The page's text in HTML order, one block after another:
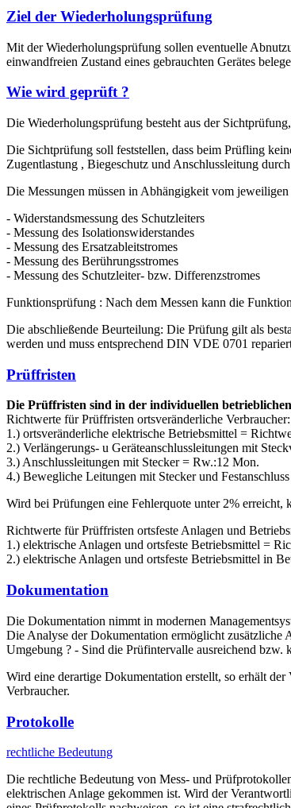
Ziel der Wiederholungsprüfung
Mit der Wiederholungsprüfung sollen eventuelle
einwandfreien Zustand eines gebrauchten Gerätes
Wie wird geprüft ?
Die Wiederholungsprüfung besteht aus der
Die Sichtprüfung soll feststellen, dass beim Prüfling
Zugentlastung , Biegeschutz und Anschlussleitung
Die Messungen müssen in Abhängigkeit vom
- Widerstandsmessung des Schutzleiters
- Messung des Isolationswiderstandes
- Messung des Ersatzableitstromes
- Messung des Berührungsstromes
- Messung des Schutzleiter- bzw. Differenzstromes
Funktionsprüfung : Nach dem Messen kann die
Die abschließende Beurteilung: Die Prüfung gilt als
werden und muss entsprechend DIN VDE 0701
Prüffristen
Die Prüffristen sind in der individuellen
Richtwerte für Prüffristen ortsveränderliche Verbraucher:
1.) ortsveränderliche elektrische Betriebsmittel =
2.) Verlängerungs- u Geräteanschlussleitungen mit
3.) Anschlussleitungen mit Stecker = Rw.:12 Mon.
4.) Bewegliche Leitungen mit Stecker und
Wird bei Prüfungen eine Fehlerquote unter 2% erreicht,
Richtwerte für Prüffristen ortsfeste Anlagen und
1.) elektrische Anlagen und ortsfeste Betriebsmittel =
2.) elektrische Anlagen und ortsfeste Betriebsmittel in
Dokumentation
Die Dokumentation nimmt in modernen
Die Analyse der Dokumentation ermöglicht zusätzliche
Umgebung ? - Sind die Prüfintervalle ausreichend bzw.
Wird eine derartige Dokumentation erstellt, so erhält
Verbraucher.
Protokolle
rechtliche Bedeutung
Die rechtliche Bedeutung von Mess- und
elektrischen Anlage gekommen ist. Wird der